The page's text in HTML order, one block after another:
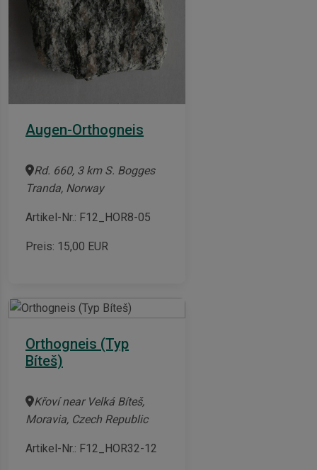
Augen-Orthogneis
Rd. 660, 3 km S. Bogges
Tranda, Norway
Artikel-Nr.: F12_HOR8-05
Preis: 15,00 EUR
Orthogneis (Typ
Bíteš)
Křoví near Velká Bíteš,
Moravia, Czech Republic
Artikel-Nr.: F12_HOR32-12